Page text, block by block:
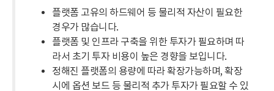
플랫폼 고유의 하드웨어 등 물리적 자산이 필요한
경우가 많습니다.
플랫폼 및 인프라 구축을 위한 투자가 필요하며 따
라서 초기 투자 비용이 높은 경향을 보입니다.
정해진 플랫폼의 용량에 따라 확장가능하며, 확장
시에 옵션 보드 등 물리적 추가 투자가 필요할 수 있